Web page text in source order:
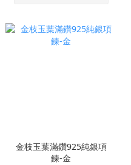
金枝玉葉滿鑽925純銀項
鍊-金